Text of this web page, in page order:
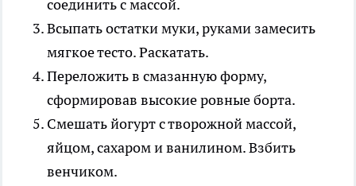
соединить с массой.
Всыпать остатки муки, руками замесить
мягкое тесто. Раскатать.
Переложить в смазанную форму,
сформировав высокие ровные борта.
Смешать йогурт с творожной массой,
яйцом, сахаром и ванилином. Взбить
венчиком.